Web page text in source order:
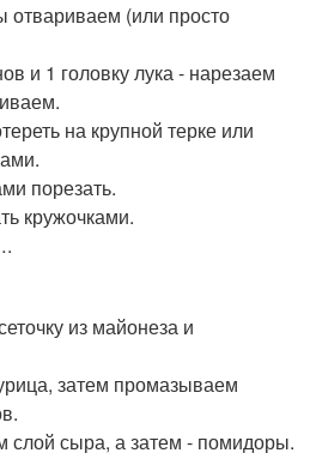
отвариваем (или просто
и 1 головку лука - нарезаем
на крупной терке или
порезать.
кружочками.
из майонеза и
затем промазываем
сыра, а затем - помидоры.